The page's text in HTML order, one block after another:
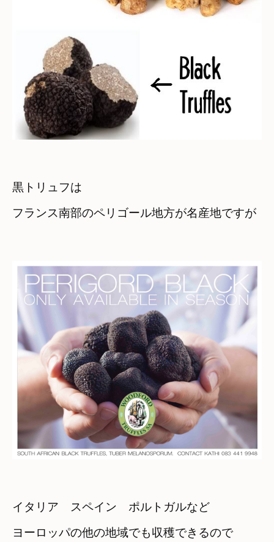
黒トリュフは
フランス南部のペリゴール地方が名産地ですが
イタリア　スペイン　ポルトガルなど
ヨーロッパの他の地域でも収穫できるので